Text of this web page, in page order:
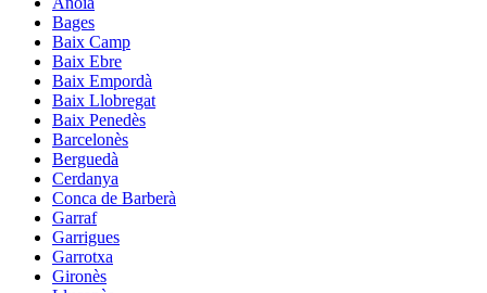
Bages
Baix Camp
Baix Ebre
Baix Empordà
Baix Llobregat
Baix Penedès
Barcelonès
Berguedà
Cerdanya
Conca de Barberà
Garraf
Garrigues
Garrotxa
Gironès